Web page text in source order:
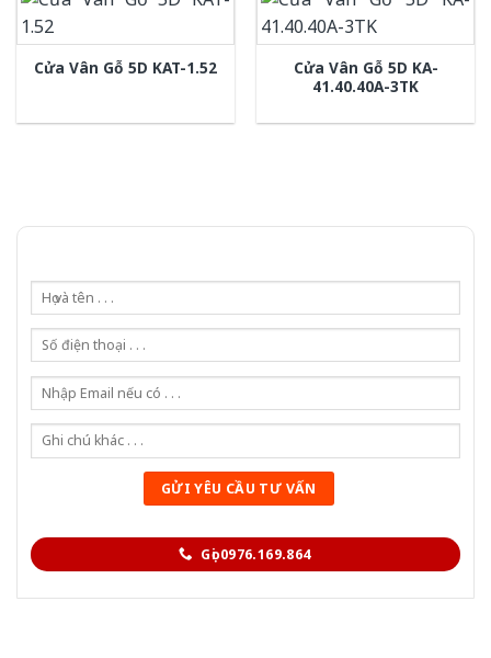
Cửa Vân Gỗ 5D KAT-1.52
Cửa Vân Gỗ 5D KA-
41.40.40A-3TK
Gọi 0976.169.864